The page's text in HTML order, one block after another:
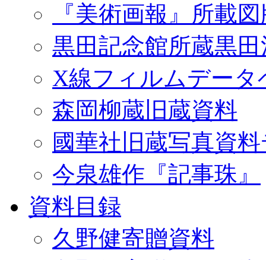
『美術画報』所載
黒田記念館所蔵黒
X線フィルムデータ
森岡柳蔵旧蔵資料
國華社旧蔵写真資
今泉雄作『記事珠』
資料目録
久野健寄贈資料